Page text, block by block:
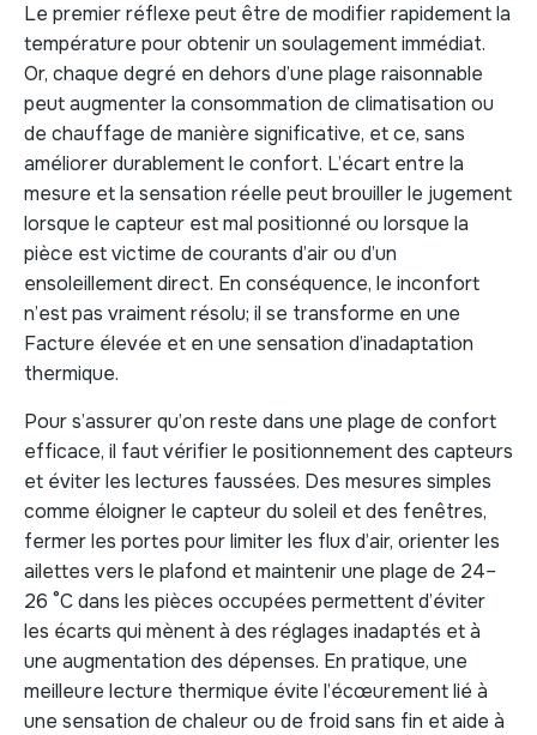
Le premier réflexe peut être de modifier rapidement la
température pour obtenir un soulagement immédiat.
Or, chaque degré en dehors d’une plage raisonnable
peut augmenter la consommation de climatisation ou
de chauffage de manière significative, et ce, sans
améliorer durablement le confort. L’écart entre la
mesure et la sensation réelle peut brouiller le jugement
lorsque le capteur est mal positionné ou lorsque la
pièce est victime de courants d’air ou d’un
ensoleillement direct. En conséquence, le inconfort
n’est pas vraiment résolu; il se transforme en une
Facture élevée et en une sensation d’inadaptation
thermique.
Pour s’assurer qu’on reste dans une plage de confort
efficace, il faut vérifier le positionnement des capteurs
et éviter les lectures faussées. Des mesures simples
comme éloigner le capteur du soleil et des fenêtres,
fermer les portes pour limiter les flux d’air, orienter les
ailettes vers le plafond et maintenir une plage de 24–
26 °C dans les pièces occupées permettent d’éviter
les écarts qui mènent à des réglages inadaptés et à
une augmentation des dépenses. En pratique, une
meilleure lecture thermique évite l’écœurement lié à
une sensation de chaleur ou de froid sans fin et aide à